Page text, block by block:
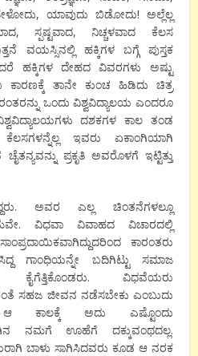
ಯಾವುದು ಬಿಡೋದು! ಅಲ್ಲೆಲ್ಲ
ಸ್ಪಷ್ಟವಾದ, ನಿಚ್ಚಳವಾದ ಕೆಲಸ
ವಯಸ್ಸಿನಲ್ಲಿ ಹಕ್ಕಿಗಳ ಬಗ್ಗೆ ಪುಸ್ತಕ
ಹಕ್ಕಿಗಳ ದೇಹದ ವಿವರಗಳು ಅಷ್ಟು
ತಾನೇ ಕುಂಚ ಹಿಡಿದು ಚಿತ್ರ
ಒಂದು ವಿಶ್ವವಿದ್ಯಾಲಯ ಎಂದರೂ
ದಶಕಗಳ ಕಾಲ ತಂಡ
ಇವರು ಏಕಾಂಗಿಯಾಗಿ
ಪ್ರಕೃತಿ ಅವರೊಳಗೆ ಇಟ್ಟಿತ್ತು
ಅವರ ಎಲ್ಲ ಚಿಂತನೆಗಳಲ್ಲೂ
ವಿಧವಾ ವಿವಾಹದ ವಿಚಾರದಲ್ಲಿ
ಕಾರಂತರು
ಗಾಂಧಿಯನ್ನೇ ಬದಿಗಿಟ್ಟು ಸಮಾಜ
ವಿಧವೆಯರು
ಸಹಜ ಜೀವನ ನಡೆಸಬೇಕು ಎಂಬುದು
ಆ ಕಾಲಕ್ಕೆ ಅದು ಎಷ್ಟೊಂದು
ಈಗಿನ ನಮಗೆ ಊಹೆಗೆ ದಕ್ಕುವಂಥದಲ್ಲ.
ಬಾಳು ಸಾಗಿಸಿದವರು ಕೂಡ ಆ ನರಕ